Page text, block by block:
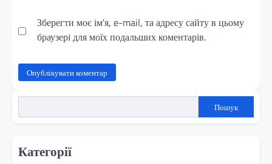
Зберегти моє ім'я, e-mail, та адресу сайту в цьому
браузері для моїх подальших коментарів.
Пошук
Категорії